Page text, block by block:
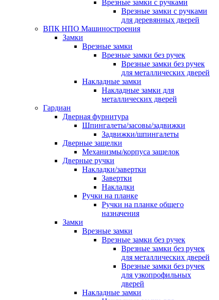
Врезные замки с ручками
Врезные замки с ручками
для деревянных дверей
ВПК НПО Машиностроения
Замки
Врезные замки
Врезные замки без ручек
Врезные замки без ручек
для металлических дверей
Накладные замки
Накладные замки для
металлических дверей
Гардиан
Дверная фурнитура
Шпингалеты/засовы/задвижки
Задвижки/шпингалеты
Дверные защелки
Механизмы/корпуса защелок
Дверные ручки
Накладки/завертки
Завертки
Накладки
Ручки на планке
Ручки на планке общего
назначения
Замки
Врезные замки
Врезные замки без ручек
Врезные замки без ручек
для металлических дверей
Врезные замки без ручек
для узкопрофильных
дверей
Накладные замки